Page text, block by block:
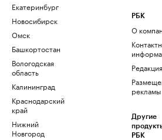
Екатеринбург
Новосибирск
Омск
Башкортостан
Вологодская
область
Калининград
Краснодарский
край
Нижний
Новгород
РБК
О
Редакция
рекламы
Другие
РБК